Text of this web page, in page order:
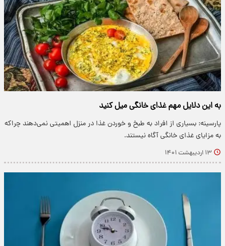
به این دلایل مهم غذای خانگی میل کنید
پارسینه: بسیاری از افراد به طبخ و خوردن غذا در منزل اهمیتی نمی‌دهند چراکه
به مزایای غذای خانگی آگاه نیستند.
۱۳ اردیبهشت ۱۴۰۱